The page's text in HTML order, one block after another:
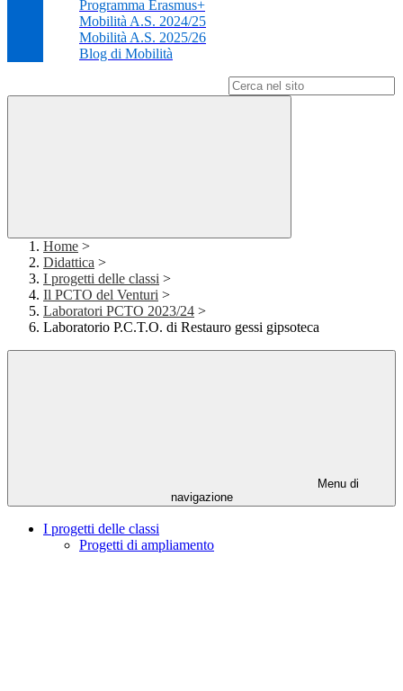
Programma Erasmus+
Mobilità A.S. 2024/25
Mobilità A.S. 2025/26
Blog di Mobilità
Home >
Didattica >
I progetti delle classi >
Il PCTO del Venturi >
Laboratori PCTO 2023/24 >
Laboratorio P.C.T.O. di Restauro gessi gipsoteca
Menu di
navigazione
I progetti delle classi
Progetti di ampliamento